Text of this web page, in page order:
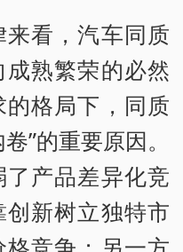
看，汽车同质
熟繁荣的必然
格局下，同质
”的重要原因。
产品差异化竞
新树立独特市